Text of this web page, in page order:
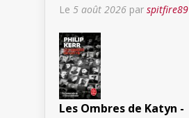
Le 5 août 2026 par spitfire89
Les Ombres de Katyn -